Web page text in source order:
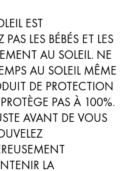
EST
LES BÉBÉS ET LES
AU SOLEIL. NE
AU SOLEIL MÊME
DE PROTECTION
PAS À 100%.
AVANT DE VOUS
LA